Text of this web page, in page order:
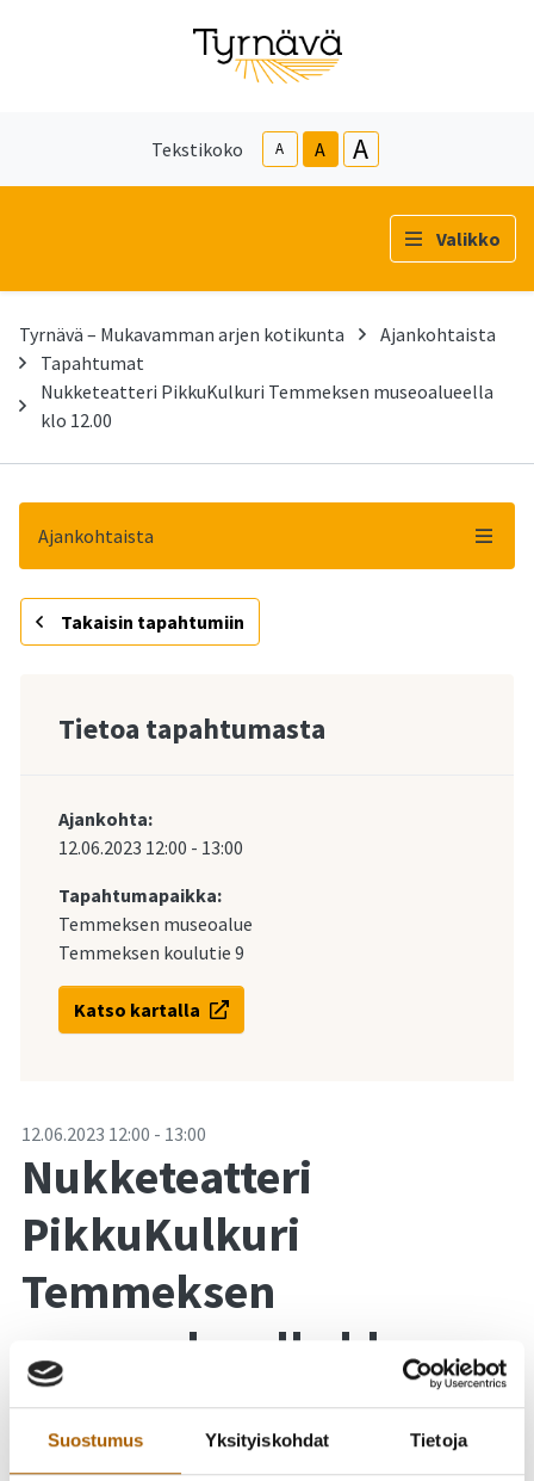
Suostumus Yksityiskohdat Tietoja
Tekstikoko A A A
Valikko
Tyrnävä – Mukavamman arjen kotikunta
Ajankohtaista
Tapahtumat
Nukketeatteri PikkuKulkuri Temmeksen museoalueella
klo 12.00
Ajankohtaista
Takaisin tapahtumiin
Tietoa tapahtumasta
Ajankohta:
12.06.2023 12:00 - 13:00
Tapahtumapaikka:
Temmeksen museoalue
Temmeksen koulutie 9
Katso kartalla
-12.06.2023 12:00 - 13:00
Nukketeatteri
PikkuKulkuri
Temmeksen
museoalueella klo
12.00